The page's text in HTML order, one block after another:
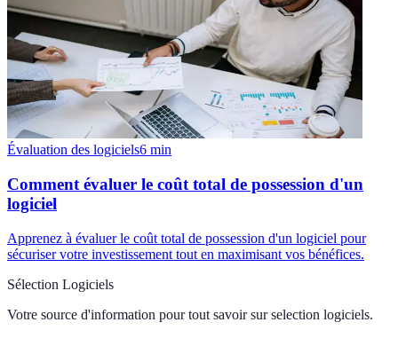
Évaluation des logiciels6 min
Comment évaluer le coût total de possession d'un
logiciel
Apprenez à évaluer le coût total de possession d'un logiciel pour
sécuriser votre investissement tout en maximisant vos bénéfices.
Sélection Logiciels
Votre source d'information pour tout savoir sur selection logiciels.